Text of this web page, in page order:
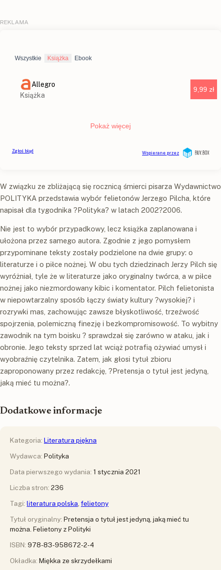
W związku ze zbliżającą się rocznicą śmierci pisarza Wydawnictwo
POLITYKA przedstawia wybór felietonów Jerzego Pilcha, które
napisał dla tygodnika ?Polityka? w latach 2002?2006.
Nie jest to wybór przypadkowy, lecz książka zaplanowana i
ułożona przez samego autora. Zgodnie z jego pomysłem
przypominane teksty zostały podzielone na dwie grupy: o
literaturze i o piłce nożnej. W obu tych dziedzinach Jerzy Pilch się
wyróżniał, tyle że w literaturze jako oryginalny twórca, a w piłce
nożnej jako niezmordowany kibic i komentator. Pilch felietonista
w niepowtarzalny sposób łączy światy kultury ?wysokiej? i
rozrywki mas, zachowując zawsze błyskotliwość, trzeźwość
spojrzenia, polemiczną finezję i bezkompromisowość. To wybitny
zawodnik na tym boisku ? sprawdzał się zarówno w ataku, jak i
obronie. Jego teksty sprzed lat wciąż potrafią ożywiać umysł i
wyobraźnię czytelnika. Zatem, jak głosi tytuł zbioru
zaproponowany przez redakcję, ?Pretensja o tytuł jest jedyną,
jaką mieć tu można?.
Dodatkowe informacje
Kategoria: Literatura piękna
Wydawca: Polityka
Data pierwszego wydania: 1 stycznia 2021
Liczba stron: 236
Tagi: literatura polska felietony
Tytuł oryginalny: Pretensja o tytuł jest jedyną, jaką mieć tu
można. Felietony z Polityki
ISBN: 978-83-958672-2-4
Okładka: Miękka ze skrzydełkami